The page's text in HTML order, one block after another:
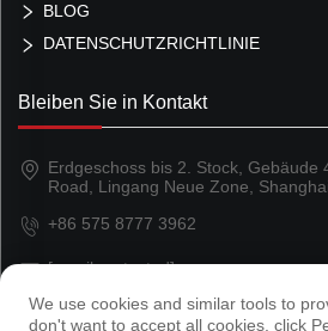
BLOG
DATENSCHUTZRICHTLINIE
Bleiben Sie in Kontakt
Erdgeschoss bis 2. Stock, Gebäude
Road, Lingang Neue Zone, Shanghai
+86 575 8777 3962
[email protected]
We use cookies and similar tools to
don't want to accept all cookies, click